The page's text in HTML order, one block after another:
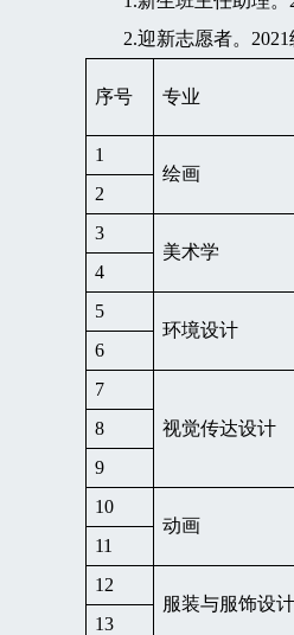
2.迎新志愿者。2021
序号 专业
1
绘画
2
3
美术学
4
5
环境设计
6
7
视觉传达设计
8
9
10
动画
11
12
服装与服饰设计
13